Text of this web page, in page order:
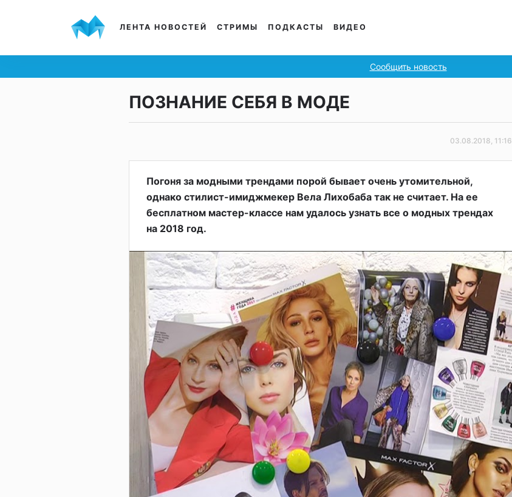
ЛЕНТА НОВОСТЕЙ СТРИМЫ ПОДКАСТЫ ВИДЕО
Сообщить новость
ПОЗНАНИЕ СЕБЯ В МОДЕ
03.08.2018, 11:16
Погоня за модными трендами порой бывает очень утомительной,
однако стилист-имиджмекер Вела Лихобаба так не считает. На ее
бесплатном мастер-классе нам удалось узнать все о модных трендах
на 2018 год.